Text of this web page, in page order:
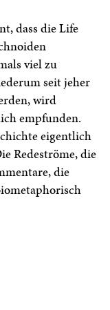
dass die Life
viel zu
seit jeher
wird
empfunden.
eigentlich
Redeströme, die
die